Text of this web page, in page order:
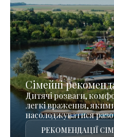
Сімейні
Дитячі розваги,
легкі враження,
насолоджуватися
РЕКОМЕНДАЦІЇ